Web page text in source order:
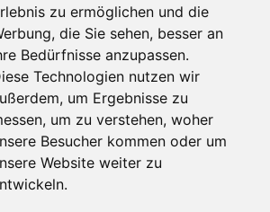
zu ermöglichen und die
die Sie sehen, besser an
Bedürfnisse anzupassen.
Technologien nutzen wir
um Ergebnisse zu
um zu verstehen, woher
Besucher kommen oder um
Website weiter zu
in Székesfehérvár wurde am 07
2026 aktualisiert.